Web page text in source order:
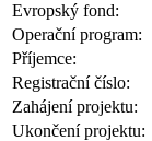
Evropský fond:
Operační program:
Příjemce:
Registrační číslo:
Zahájení projektu:
Ukončení projektu: